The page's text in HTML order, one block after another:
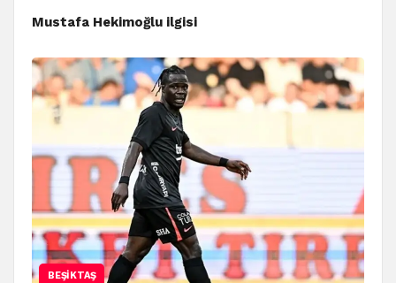
Mustafa Hekimoğlu ilgisi
BEŞIKTAŞ